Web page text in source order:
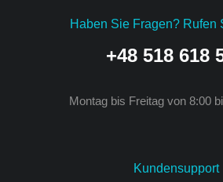
Haben Sie Fragen? Rufen
+48 518 618
Montag bis Freitag von 8:00
Kundensupport